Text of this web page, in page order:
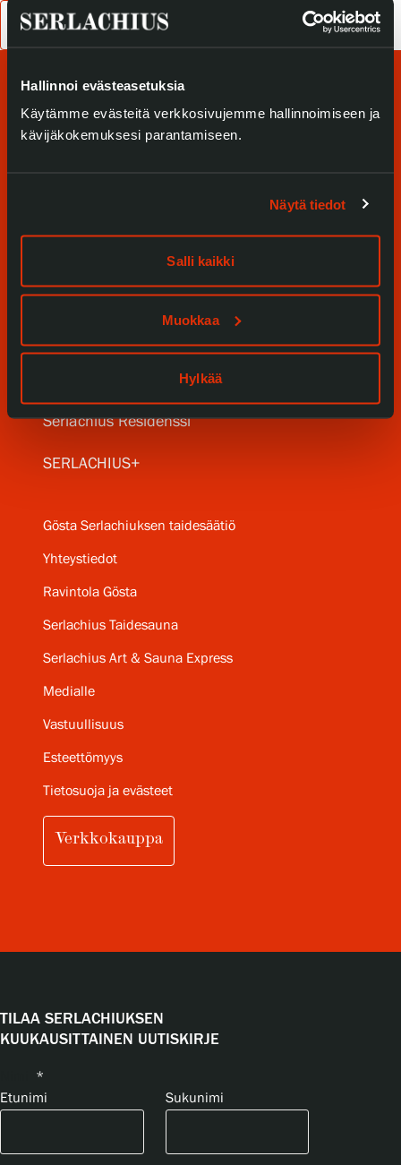
Hallinnoi evästeasetuksia
Käytämme evästeitä verkkosivujemme hallinnoimiseen ja
kävijäkokemuksesi parantamiseen.
Näytä tiedot
Salli kaikki
Muokkaa
Hylkää
Osta kirja Serlachiuksen verkkokaupasta
Tapahtumat
Kokoelmat ja museo
Serlachius Residenssi
SERLACHIUS+
Gösta Serlachiuksen taidesäätiö
Yhteystiedot
Ravintola Gösta
Serlachius Taidesauna
Serlachius Art & Sauna Express
Medialle
Vastuullisuus
Esteettömyys
Tietosuoja ja evästeet
Verkkokauppa
TILAA SERLACHIUKSEN
KUUKAUSITTAINEN UUTISKIRJE
*
Etunimi
Sukunimi